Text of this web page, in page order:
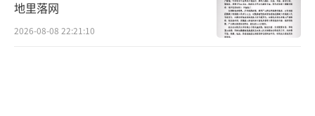
地里落网
2026-08-08 22:21:10